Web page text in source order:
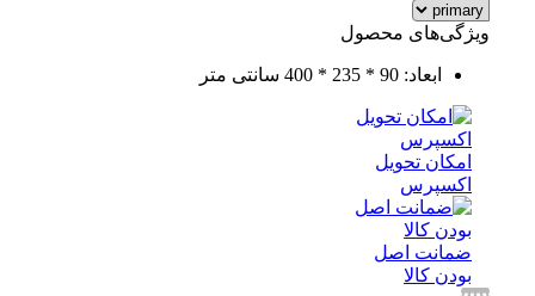
ویژگی‌های محصول
ابعاد: 90 * 235 * 400 سانتی متر
امکان تحویل
اکسپرس
ضمانت اصل
بودن کالا